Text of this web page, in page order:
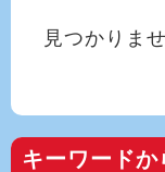
見つかりま
キーワードか